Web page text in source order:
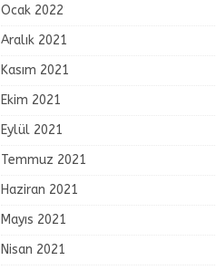
Ocak 2022
Aralık 2021
Kasım 2021
Ekim 2021
Eylül 2021
Temmuz 2021
Haziran 2021
Mayıs 2021
Nisan 2021